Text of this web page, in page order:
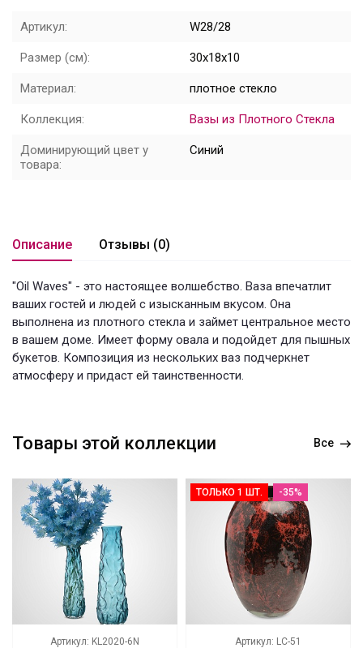
Распродажа
Уценка
! СКИДКА НА ТОВАР !
Артикул: W28/28
Размер (см): 30x18x10
Материал: плотное стекло
Коллекция: Вазы из Плотного Стекла
Доминирующий цвет у
товара:
Синий
Описание Отзывы (0)
"Oil Waves" - это настоящее волшебство. Ваза впечатлит
ваших гостей и людей с изысканным вкусом. Она
выполнена из плотного стекла и займет центральное место
в вашем доме. Имеет форму овала и подойдет для пышных
букетов. Композиция из нескольких ваз подчеркнет
атмосферу и придаст ей таинственности.
Товары этой коллекции Все
Артикул: KL2020-6N
ТОЛЬКО 1 ШТ. -35%
Артикул: LC-51